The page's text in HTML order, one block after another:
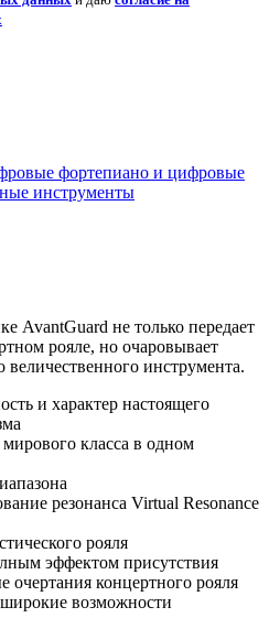
фортепиано и цифровые
инструменты
AvantGuard не только передает
рояле, но очаровывает
инструмента.
и характер настоящего
класса в одном
резонанса Virtual Resonance
рояля
эффектом присутствия
очертания концертного рояля
возможности